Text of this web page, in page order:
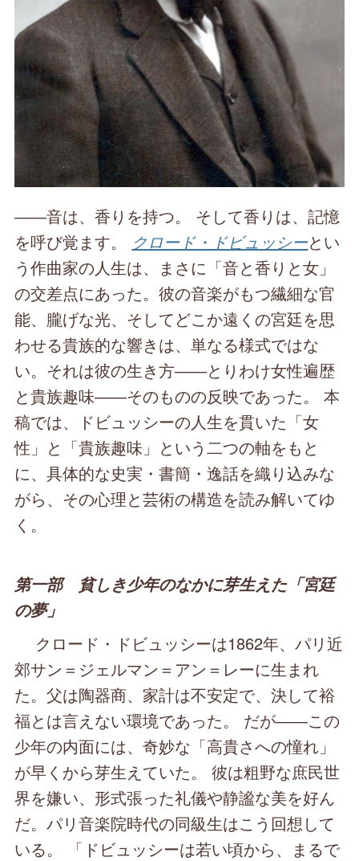
――音は、香りを持つ。 そして香りは、記憶
を呼び覚ます。
クロード・ドビュッシーとい
う作曲家の人生は、まさに「音と香りと女」
の交差点にあった。彼の音楽がもつ繊細な官
能、朧げな光、そしてどこか遠くの宮廷を思
わせる貴族的な響きは、単なる様式ではな
い。それは彼の生き方――とりわけ女性遍歴
と貴族趣味――そのものの反映であった。 本
稿では、ドビュッシーの人生を貫いた「女
性」と「貴族趣味」という二つの軸をもと
に、具体的な史実・書簡・逸話を織り込みな
がら、その心理と芸術の構造を読み解いてゆ
く。
第一部 貧しき少年のなかに芽生えた「宮廷
の夢」
クロード・ドビュッシーは1862年、パリ近
郊サン＝ジェルマン＝アン＝レーに生まれ
た。父は陶器商、家計は不安定で、決して裕
福とは言えない環境であった。 だが――この
少年の内面には、奇妙な「高貴さへの憧れ」
が早くから芽生えていた。 彼は粗野な庶民世
界を嫌い、形式張った礼儀や静謐な美を好ん
だ。パリ音楽院時代の同級生はこう回想して
いる。 「ドビュッシーは若い頃から、まるで